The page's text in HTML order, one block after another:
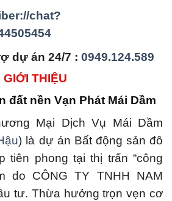
chat?
dự án 24/7 :0949.124.589
GIỚI THIỆU
đất nền Vạn Phát Mái Dầm
Mại Dịch Vụ Mái Dầm
) là dự án Bất động sản đô
tiên phong tại thị trấn “công
do CÔNG TY TNHH NAM
tư. Thừa hưởng trọn vẹn cơ